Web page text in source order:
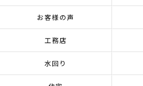
お客様の声
工務店
水回り